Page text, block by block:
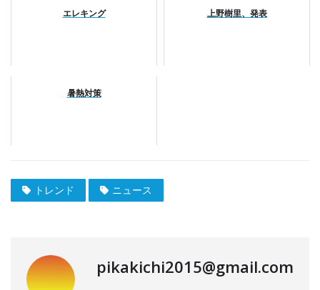
エレキング 上野樹里、発表
暑熱対策
トレンド ニュース
pikakichi2015@gmail.com